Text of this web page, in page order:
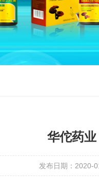
华佗药业
发布日期：2020-